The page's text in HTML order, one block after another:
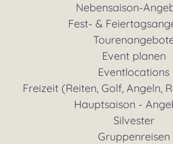
Nebensaison-
Fest- &
Event planen
Eventlocations
Freizeit (Reiten, Golf, Angeln,
Hauptsaison -
Silvester
Gruppenreisen